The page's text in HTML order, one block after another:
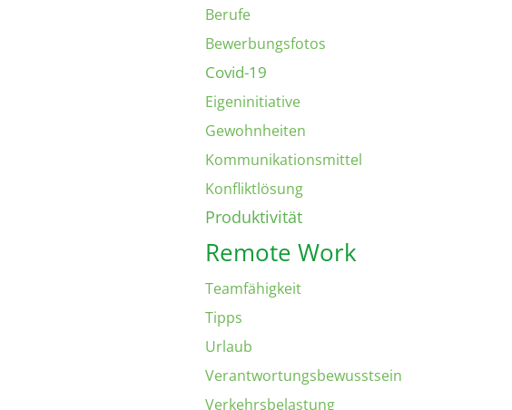
Berufe
Bewerbungsfotos
Covid-19
Eigeninitiative
Gewohnheiten
Kommunikationsmittel
Konfliktlösung
Produktivität
Remote Work
Teamfähigkeit
Tipps
Urlaub
Verantwortungsbewusstsein
Verkehrsbelastung